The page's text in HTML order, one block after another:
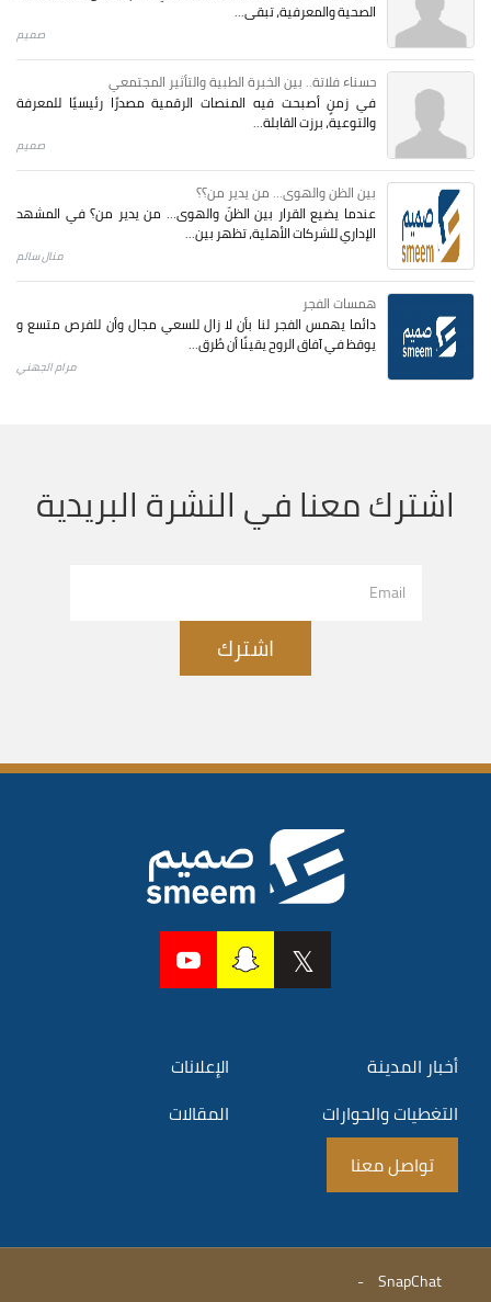
الصحية والمعرفية، تبقى...
صميم
حسناء فلاتة.. بين الخبرة الطبية والتأثير المجتمعي
في زمنٍ أصبحت فيه المنصات الرقمية مصدرًا رئيسيًا للمعرفة
والتوعية، برزت القابلة...
صميم
بين الظن والهوى... من يدير من؟؟
عندما يضيع القرار بين الظنّ والهوى… من يدير من؟ في المشهد
الإداري للشركات الأهلية، تظهر بين...
منال سالم
همسات الفجر
دائما يهمس الفجر لنا بأن لا زال للسعي مجال وأن للفرص متسع و
يوقظ في آفاق الروح يقينًا أن طُرق...
مرام الجهني
اشترك معنا في النشرة البريدية
اشترك
أخبار المدينة
الإعلانات
التغطيات والحوارات
المقالات
تواصل معنا
SnapChat
-